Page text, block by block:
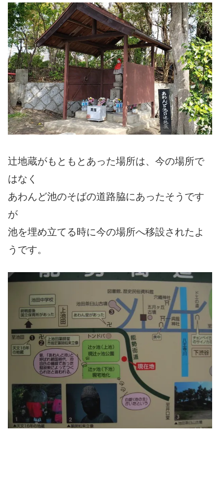
辻地蔵がもともとあった場所は、今の場所で
はなく
あわんど池のそばの道路脇にあったそうです
が
池を埋め立てる時に今の場所へ移設されたよ
うです。